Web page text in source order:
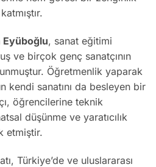
Eyüboğlu, sanat eğitimi
ve birçok genç sanatçının
Öğretmenlik yaparak
kendi sanatını da besleyen bir
öğrencilerine teknik
düşünme ve yaratıcılık
etmiştir.
Türkiye’de ve uluslararası